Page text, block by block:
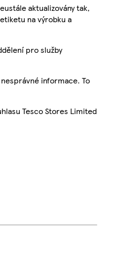
aktualizovány tak,
na výrobku a
pro služby
informace. To
Tesco Stores Limited